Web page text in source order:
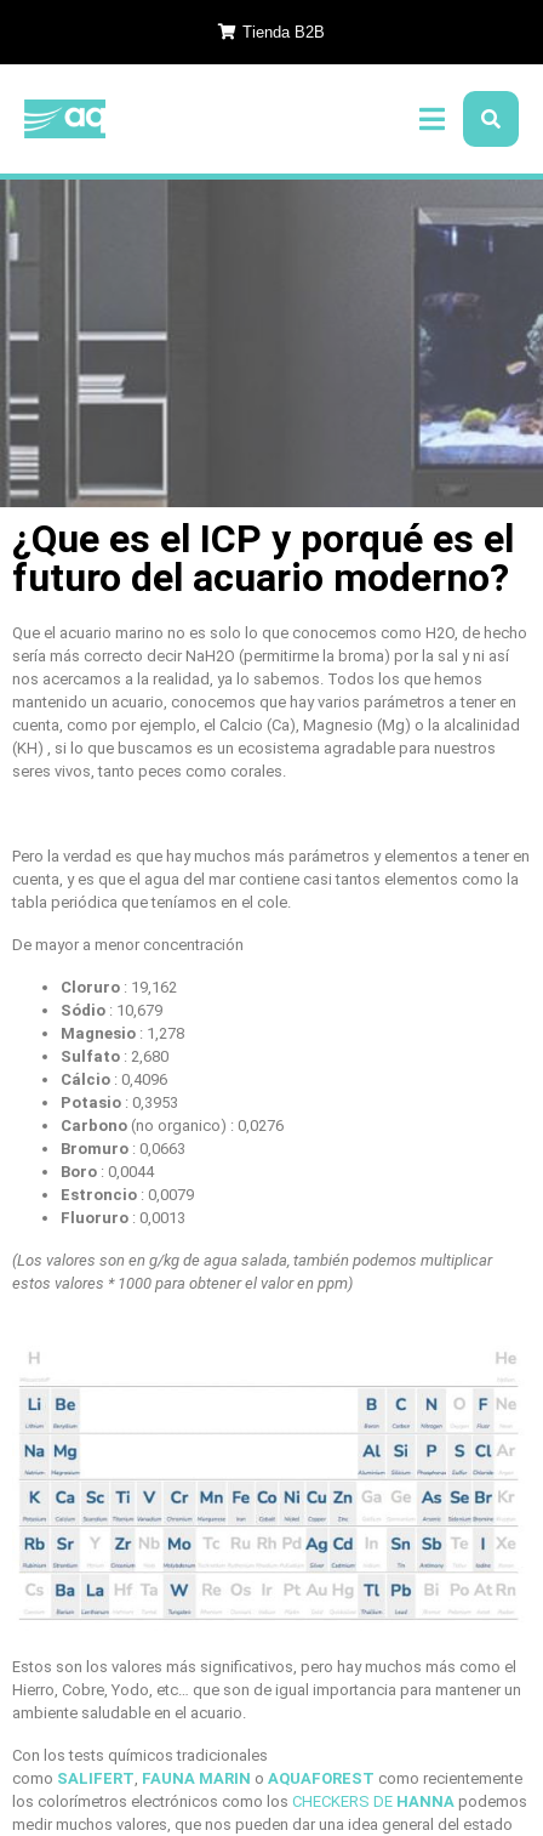
Tienda B2B
¿Que es el ICP y porqué es el
futuro del acuario moderno?
Que el acuario marino no es solo lo que conocemos como H2O, de hecho
sería más correcto decir NaH2O (permitirme la broma) por la sal y ni así
nos acercamos a la realidad, ya lo sabemos. Todos los que hemos
mantenido un acuario, conocemos que hay varios parámetros a tener en
cuenta, como por ejemplo, el Calcio (Ca), Magnesio (Mg) o la alcalinidad
(KH) , si lo que buscamos es un ecosistema agradable para nuestros
seres vivos, tanto peces como corales.
Pero la verdad es que hay muchos más parámetros y elementos a tener en
cuenta, y es que el agua del mar contiene casi tantos elementos como la
tabla periódica que teníamos en el cole.
De mayor a menor concentración
Cloruro : 19,162
Sódio : 10,679
Magnesio : 1,278
Sulfato : 2,680
Cálcio : 0,4096
Potasio : 0,3953
Carbono (no organico) : 0,0276
Bromuro : 0,0663
Boro : 0,0044
Estroncio : 0,0079
Fluoruro : 0,0013
(Los valores son en g/kg de agua salada, también podemos multiplicar
estos valores * 1000 para obtener el valor en ppm)
Estos son los valores más significativos, pero hay muchos más como el
Hierro, Cobre, Yodo, etc… que son de igual importancia para mantener un
ambiente saludable en el acuario.
Con los tests químicos tradicionales
como SALIFERT, FAUNA MARIN o AQUAFOREST como recientemente
los colorímetros electrónicos como los CHECKERS DE HANNA podemos
medir muchos valores, que nos pueden dar una idea general del estado